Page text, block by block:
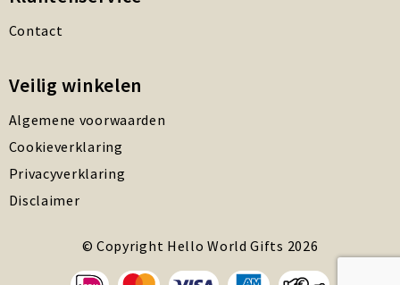
Contact
Veilig winkelen
Algemene voorwaarden
Cookieverklaring
Privacyverklaring
Disclaimer
© Copyright Hello World Gifts 2026